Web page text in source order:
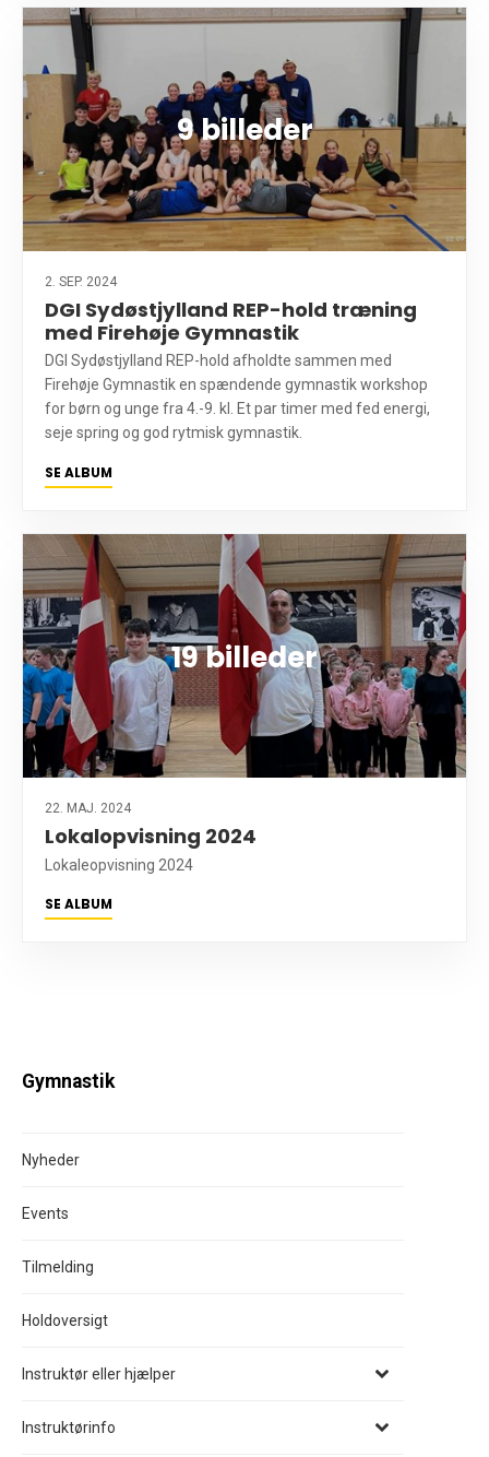
9 billeder
2. SEP. 2024
DGI Sydøstjylland REP-hold træning
med Firehøje Gymnastik
DGI Sydøstjylland REP-hold afholdte sammen med
Firehøje Gymnastik en spændende gymnastik workshop
for børn og unge fra 4.-9. kl. Et par timer med fed energi,
seje spring og god rytmisk gymnastik.
SE ALBUM
19 billeder
22. MAJ. 2024
Lokalopvisning 2024
Lokaleopvisning 2024
SE ALBUM
Gymnastik
Nyheder
Events
Tilmelding
Holdoversigt
Instruktør eller hjælper
Instruktørinfo